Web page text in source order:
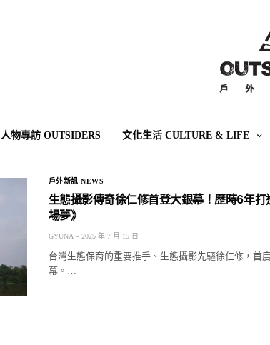
人物專訪 OUTSIDERS 文化生活 CULTURE & LIFE
戶外新訊 NEWS
生態攝影傳奇徐仁修首登大銀幕！歷時6年
場夢》
GYUNA 2025 年 7 月 15 日
台灣生態保育的重要推手、生態攝影先驅徐仁修，首
幕。…